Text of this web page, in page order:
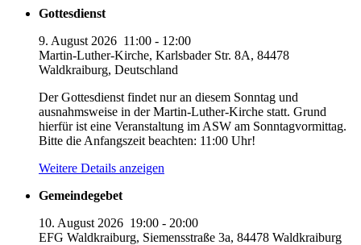
Gottesdienst
9. August 2026 11:00 - 12:00
Martin-Luther-Kirche, Karlsbader Str. 8A, 84478
Waldkraiburg, Deutschland
Der Gottesdienst findet nur an diesem Sonntag und
ausnahmsweise in der Martin-Luther-Kirche statt. Grund
hierfür ist eine Veranstaltung im ASW am Sonntagvormittag.
Bitte die Anfangszeit beachten: 11:00 Uhr!
Weitere Details anzeigen
Gemeindegebet
10. August 2026 19:00 - 20:00
EFG Waldkraiburg, Siemensstraße 3a, 84478 Waldkraiburg